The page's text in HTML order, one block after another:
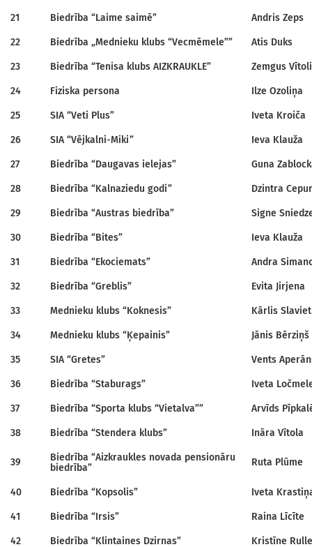
21 Biedrība “Laime saimē” Andris Zeps
22 Biedrība „Mednieku klubs “Vecmēmele”” Atis Duks
23 Biedrība “Tenisa klubs AIZKRAUKLE” Zemgus
24 Fiziska persona Ilze Ozoliņa
25 SIA “Veti Plus” Iveta Kroiča
26 SIA “Vējkalni-Miki” Ieva Klauža
27 Biedrība “Daugavas ielejas” Guna
28 Biedrība “Kalnaziedu godi” Dzintra
29 Biedrība “Austras biedrība” Signe
30 Biedrība “Bites” Ieva Klauža
31 Biedrība “Ekociemats” Andra
32 Biedrība “Greblis” Evita Jirjena
33 Mednieku klubs “Koknesis” Kārlis
34 Mednieku klubs “Ķepainis” Jānis Bērziņš
35 SIA “Gretes” Vents
36 Biedrība “Staburags” Iveta
37 Biedrība “Sporta klubs “Vietalva”” Arvīds
38 Biedrība “Stendera klubs” Ināra Vītola
39
Biedrība “Aizkraukles novada pensionāru
biedrība”
Ruta Plūme
40 Biedrība “Kopsolis” Iveta
41 Biedrība “Irsis” Raina Līcīte
42 Biedrība “Klintaines Dzirnas” Kristīne Rulle